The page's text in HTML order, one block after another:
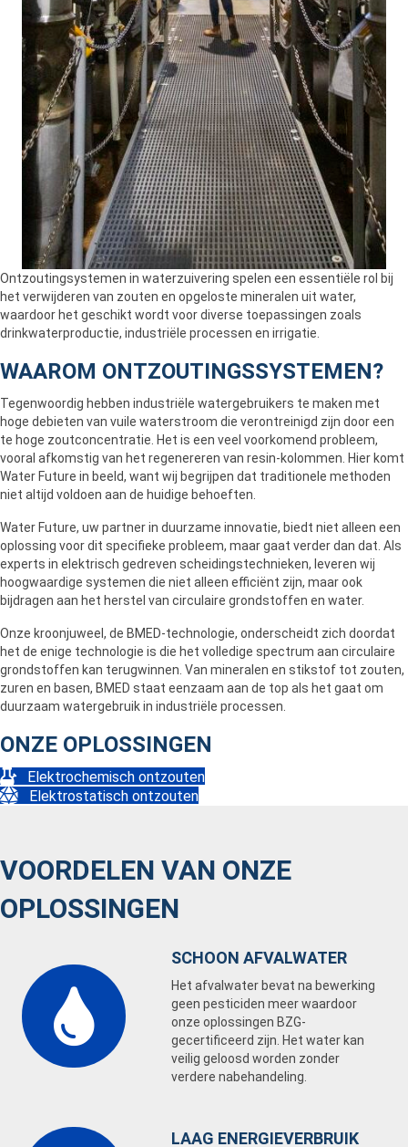
Ontzoutingsystemen in waterzuivering spelen een essentiële rol bij
het verwijderen van zouten en opgeloste mineralen uit water,
waardoor het geschikt wordt voor diverse toepassingen zoals
drinkwaterproductie, industriële processen en irrigatie.
WAAROM ONTZOUTINGSSYSTEMEN?
Tegenwoordig hebben industriële watergebruikers te maken met
hoge debieten van vuile waterstroom die verontreinigd zijn door een
te hoge zoutconcentratie. Het is een veel voorkomend probleem,
vooral afkomstig van het regenereren van resin-kolommen. Hier komt
Water Future in beeld, want wij begrijpen dat traditionele methoden
niet altijd voldoen aan de huidige behoeften.
Water Future, uw partner in duurzame innovatie, biedt niet alleen een
oplossing voor dit specifieke probleem, maar gaat verder dan dat. Als
experts in elektrisch gedreven scheidingstechnieken, leveren wij
hoogwaardige systemen die niet alleen efficiënt zijn, maar ook
bijdragen aan het herstel van circulaire grondstoffen en water.
Onze kroonjuweel, de BMED-technologie, onderscheidt zich doordat
het de enige technologie is die het volledige spectrum aan circulaire
grondstoffen kan terugwinnen. Van mineralen en stikstof tot zouten,
zuren en basen, BMED staat eenzaam aan de top als het gaat om
duurzaam watergebruik in industriële processen.
ONZE OPLOSSINGEN
Elektrochemisch ontzouten
Elektrostatisch ontzouten
VOORDELEN VAN ONZE
OPLOSSINGEN
SCHOON AFVALWATER
Het afvalwater bevat na bewerking
geen pesticiden meer waardoor
onze oplossingen BZG-
gecertificeerd zijn. Het water kan
veilig geloosd worden zonder
verdere nabehandeling.
LAAG ENERGIEVERBRUIK